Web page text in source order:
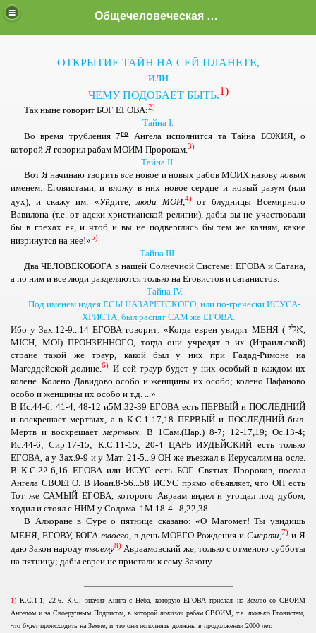
Общечеловеческая Истина.
ОТКРЫТИЕ ТАЙН НА СЕЙ ПЛАНЕТЕ,
или
ЧЕМУ ПОДОБАЕТ БЫТЬ.1)
Так ныне говорит БОГ ЕГОВА:2)
Тайна І.
Во время трубления 7гоАнгела исполнится та Тайна БОЖИЯ, о
которойЯ говорил рабам МОИМ Пророкам.3)
Тайна ІІ.
ВотЯначинаю творитьвсеновое и новых рабов МОИХназовуновым
именем: Еговистами, и вложу в них новое сердце и новый разум (или
дух), и скажу им: «Уйдите, люди МОИ,4)от блудницы Всемирного
Вавилона (т.е. от адски-христианской религии), дабы вы не участвовали
бы в грехах ея, и чтоб и вы не подверглись бы тем же казням, какие
низринутся на нее!»5)
Тайна ІІІ.
ДваЧЕЛОВЕКОБОГА в нашей Солнечной Системе: ЕГОВА и Сатана,
а по ним и все люди разделяются только на Еговистов и сатанистов.
Тайна ІV.
Под именем иудея ЕСЫ НАЗАРЕТСКОГО, или по-гречески ИСУСА-
ХРИСТА, был распят САМ же ЕГОВА.
Ибо у Зах.12-9
14 ЕГОВА говорит: «Когда евреи увидят МЕНЯ ( אלי
MICH MOI) ПРОНЗЕННОГО,
тогда они учредят в их (Израильской)
стране такой же траур, какой был у них при Гадад-Римоне на
Магеддейской долине.6) И сей траур будет у них особый в каждом их
колене. Колено Давидово особо и женщины их особо; колено Нафаново
особо и женщины их особо и т.д. ...»
В Ис.44-6; 41-4; 48-12и5М.32-39 ЕГОВАестьПЕРВЫЙ иПОСЛЕДНИЙ
и воскрешает мертвых, а в К.С.1-17,18 ПЕРВЫЙи ПОСЛЕДНИЙбыл
Мертв и воскрешаетмертвых. В 1Сам.(Цар.) 8-7; 12-17,19; Ос.13-4;
Ис.44-6; Сир.17-15; К.С.11-15; 20-4 ЦАРЬ ИУДЕЙСКИЙ есть только
ЕГОВА, а у Зах.9-9 и у Мат. 21-5...9 ОН же въезжал в Иерусалим на осле.
ВК.С.22-6,16 ЕГОВАили ИСУС есть БОГ Святых Пророков, послал
Ангела СВОЕГО. ВИоан.8-56...58ИСУС прямо объявляет, чтоОН есть
Тот жеСАМЫЙ ЕГОВА,которого Авраам видел и угощал под дубом,
ходил и стоял с НИМ у Содома. 1М.18-4...8,22,38.
В Алкоране в Суре о пятнице сказано: «О Магомет! Ты увидишь
МЕНЯ, ЕГОВУ, БОГА твоего , в деньМОЕГО Рождения иСмерти, 7) и Я
даю Закон народутвоему8) Авраамовский же, только с отменою субботы
на пятницу; дабы евреи не пристали к сему Закону.
1)К.С.1-1; 22-6. К.С. значит Книга с Неба, которуюЕГОВА прислал на Землю соСВОИМ
Ангелом и за Своеручным Подписом, в которой показал рабамСВОИМ , т.е. толькоЕговистам,
что будет происходить на Земле, и что они исполнять должны в продолжении 2000 лет.